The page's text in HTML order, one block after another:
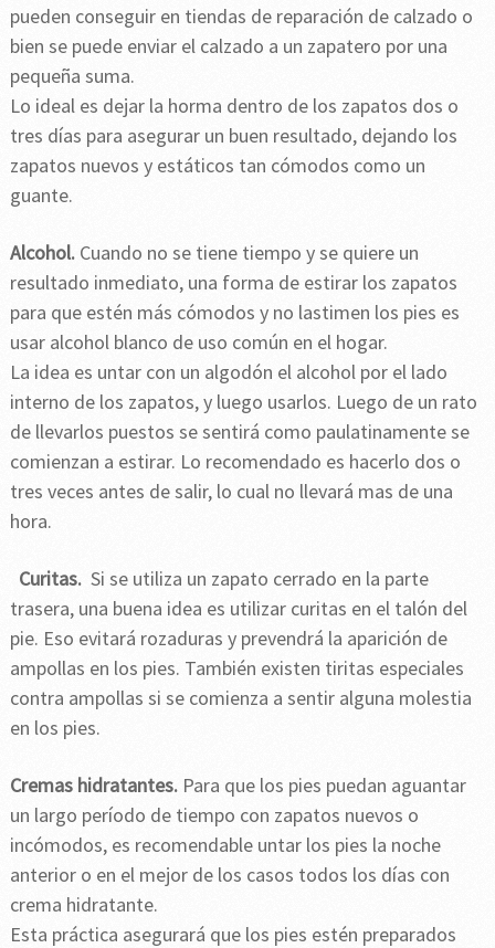
pueden conseguir en tiendas de reparación de calzado o
bien se puede enviar el calzado a un zapatero por una
pequeña suma.
Lo ideal es dejar la horma dentro de los zapatos dos o
tres días para asegurar un buen resultado, dejando los
zapatos nuevos y estáticos tan cómodos como un
guante.
Alcohol.Cuando no se tiene tiempo y se quiere un
resultado inmediato, una forma de estirar los zapatos
para que estén más cómodos y no lastimen los pies es
usar alcohol blanco de uso común en el hogar.
La idea es untar con un algodón el alcohol por el lado
interno de los zapatos, y luego usarlos. Luego de un rato
de llevarlos puestos se sentirá como paulatinamente se
comienzan a estirar. Lo recomendado es hacerlo dos o
tres veces antes de salir, lo cual no llevará mas de una
hora.
Curitas.Si se utiliza un zapato cerrado en la parte
trasera, una buena idea es utilizar curitas en el talón del
pie. Eso evitará rozaduras y prevendrá la aparición de
ampollas en los pies. También existen tiritas especiales
contra ampollas si se comienza a sentir alguna molestia
en los pies.
Cremas hidratantes.Para que los pies puedan aguantar
un largo período de tiempo con zapatos nuevos o
incómodos, es recomendable untar los pies la noche
anterior o en el mejor de los casos todos los días con
crema hidratante.
Esta práctica asegurará que los pies estén preparados